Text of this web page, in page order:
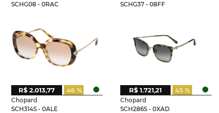
SCHG08 - 0RAC
SCHG37 - 08FF
Chopard
SCH314S - 0ALE
46 %
R$ 2.013,77
Chopard
SCH286S - 0XAD
45 %
R$ 1.721,21